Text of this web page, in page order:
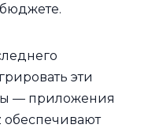
эти
— приложения
обеспечивают